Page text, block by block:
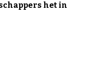
het in